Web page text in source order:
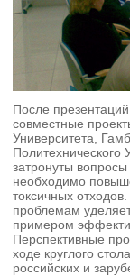
После
совместные
Университета,
затронуты
необходимо
токсичных
проблемам
примером
Перспективные
ходе круглого
российских и